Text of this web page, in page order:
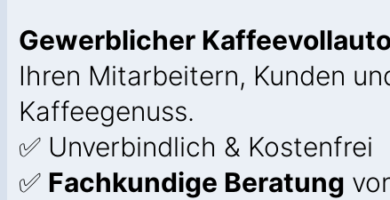
Gewerblicher
Ihren Mitarbeitern, Kunden
Kaffeegenuss.
✅ Unverbindlich & Kostenfrei
✅ Fachkundige Beratung